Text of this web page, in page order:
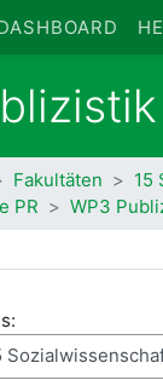
Fakultäten 15
PR
WP3